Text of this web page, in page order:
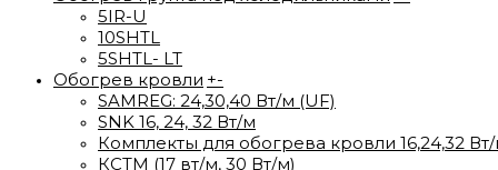
5IR-U
10SHTL
5SHTL- LT
Обогрев кровли +-
SAMREG: 24,30,40 Вт/м (UF)
SNK 16, 24, 32 Вт/м
Комплекты для обогрева кровли 16,24,32
КСТМ (17 вт/м, 30 Вт/м)